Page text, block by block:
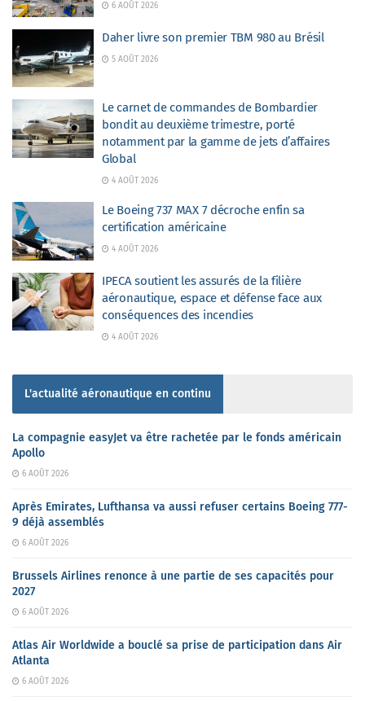
6 AOÛT 2026
Daher livre son premier TBM 980 au Brésil
5 AOÛT 2026
Le carnet de commandes de Bombardier
bondit au deuxième trimestre, porté
notamment par la gamme de jets d’affaires
Global
4 AOÛT 2026
Le Boeing 737 MAX 7 décroche enfin sa
certification américaine
4 AOÛT 2026
IPECA soutient les assurés de la filière
aéronautique, espace et défense face aux
conséquences des incendies
4 AOÛT 2026
L'actualité aéronautique en continu
La compagnie easyJet va être rachetée par le fonds américain
Apollo
6 AOÛT 2026
Après Emirates, Lufthansa va aussi refuser certains Boeing 777-
9 déjà assemblés
6 AOÛT 2026
Brussels Airlines renonce à une partie de ses capacités pour
2027
6 AOÛT 2026
Atlas Air Worldwide a bouclé sa prise de participation dans Air
Atlanta
6 AOÛT 2026